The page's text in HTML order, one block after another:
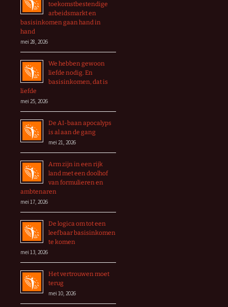
toekomstbestendige
arbeidsmarkt en
basisinkomen gaan hand in
hand
mei 28, 2026
We hebben gewoon
liefde nodig. En
basisinkomen, dat is
liefde
mei 25, 2026
De AI-baan apocalyps
is al aan de gang
mei 21, 2026
Arm zijn in een rijk
land met een doolhof
van formulieren en
ambtenaren
mei 17, 2026
De logica om tot een
leefbaar basisinkomen
te komen
mei 13, 2026
Het vertrouwen moet
terug
mei 10, 2026